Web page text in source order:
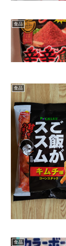
食品
食品
食品